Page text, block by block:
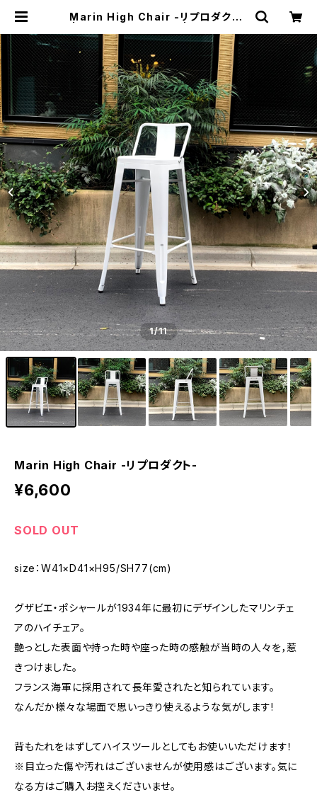
Marin High Chair -リプロダクト-
坂のリサイクルショップ・古着
1/11
Marin High Chair -リプロダクト-
¥6,600
SOLD OUT
size：W41×D41×H95/SH77(cm)
グザビエ・ポシャールが1934年に最初にデザインしたマリンチェ
アのハイチェア。
艶っとした表面や持った時や座った時の感触が当時の人々を，惹
きつけました。
フランス海軍に採用されて長年愛されたと知られています。
なんだか様々な場面で思いっきり使えるような気がします!
背もたれをはずしてハイスツールとしてもお使いいただけます！
※目立った傷や汚れはございませんが使用感はございます。気に
なる方はご購入お控えくださいませ。